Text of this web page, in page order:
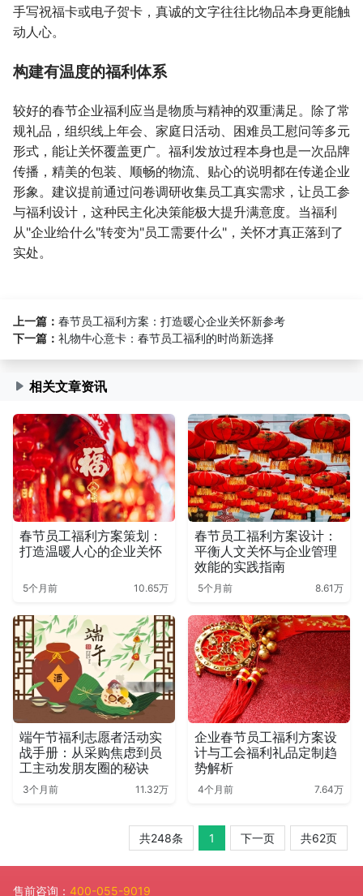
手写祝福卡或电子贺卡，真诚的文字往往比物品本身更能触
动人心。
构建有温度的福利体系
较好的春节企业福利应当是物质与精神的双重满足。除了常
规礼品，组织线上年会、家庭日活动、困难员工慰问等多元
形式，能让关怀覆盖更广。福利发放过程本身也是一次品牌
传播，精美的包装、顺畅的物流、贴心的说明都在传递企业
形象。建议提前通过问卷调研收集员工真实需求，让员工参
与福利设计，这种民主化决策能极大提升满意度。当福利
从"企业给什么"转变为"员工需要什么"，关怀才真正落到了
实处。
上一篇： 春节员工福利方案：打造暖心企业关怀新参考
下一篇： 礼物牛心意卡：春节员工福利的时尚新选择
相关文章资讯
春节员工福利方案策划：
打造温暖人心的企业关怀
5个月前 10.65万
春节员工福利方案设计：
平衡人文关怀与企业管理
效能的实践指南
5个月前 8.61万
端午节福利志愿者活动实
战手册：从采购焦虑到员
工主动发朋友圈的秘诀
3个月前 11.32万
企业春节员工福利方案设
计与工会福利礼品定制趋
势解析
4个月前 7.64万
共248条 1 下一页 共62页
售前咨询： 400-055-9019